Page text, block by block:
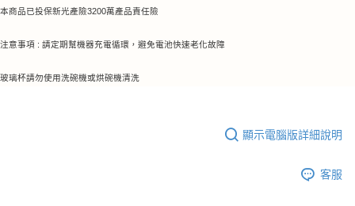
本商品已投保新光產險3200萬產品責任險
注意事項 : 請定期幫機器充電循環 ，避免電池快速老化故障
玻璃杯請勿使用洗碗機或烘碗機清洗
顯示電腦版詳細說明
客服